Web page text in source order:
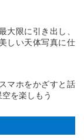
限に引き出し、
しい天体写真に仕
マホをかざすと話
を楽しもう